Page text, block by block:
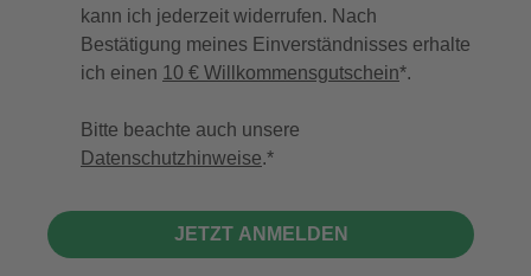
kann ich jederzeit widerrufen. Nach
Bestätigung meines Einverständnisses erhalte
ich einen 10 € Willkommensgutschein*.
Bitte beachte auch unsere
Datenschutzhinweise.
JETZT ANMELDEN